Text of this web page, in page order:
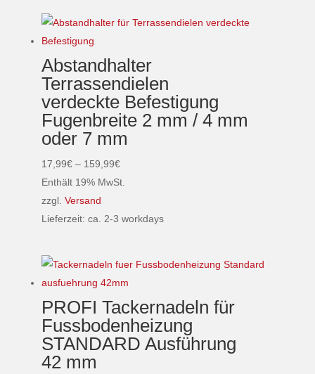
werden
Produkt
mehrere
Varianten
auf.
Die
Optionen
können
auf
der
Produktseite
gewählt
Abstandhalter
Terrassendielen
verdeckte Befestigung
Fugenbreite 2 mm / 4 mm
oder 7 mm
17,99€ – 159,99€Preisspanne:
17,99€
159,99€
Enthält 19% MwSt.
zzgl. Versand
Lieferzeit: ca. 2-3 workdays
Produkt
Varianten
auf.
Die
Optionen
PROFI Tackernadeln für
Fussbodenheizung
STANDARD Ausführung
42 mm